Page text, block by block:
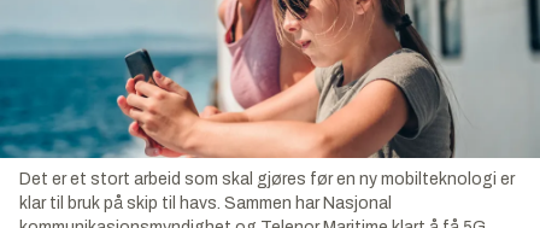
Det er et stort arbeid som skal gjøres før en ny mobilteknologi er
klar til bruk på skip til havs. Sammen har Nasjonal